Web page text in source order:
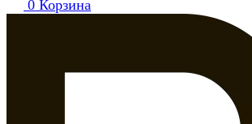
0 Корзина